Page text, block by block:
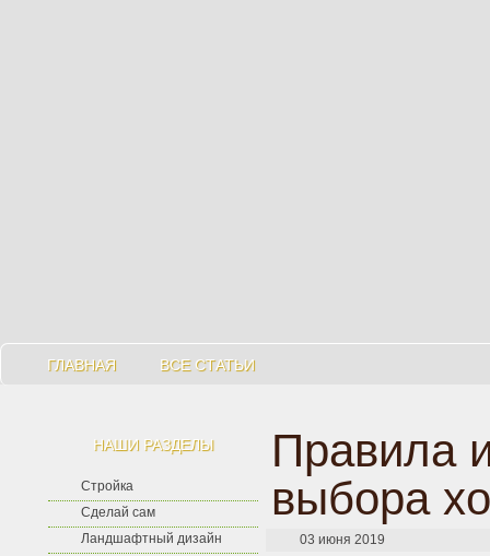
ГЛАВНАЯ ВСЕ СТАТЬИ
НАШИ РАЗДЕЛЫ
Стройка
Сделай сам
Ландшафтный дизайн
Правила
выбора
03 июня 2019